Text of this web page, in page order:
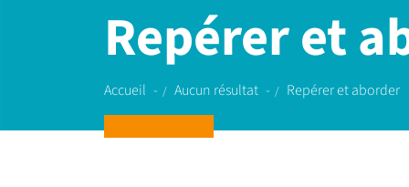
Repérer et
Accueil Aucun résultat Repérer et aborder